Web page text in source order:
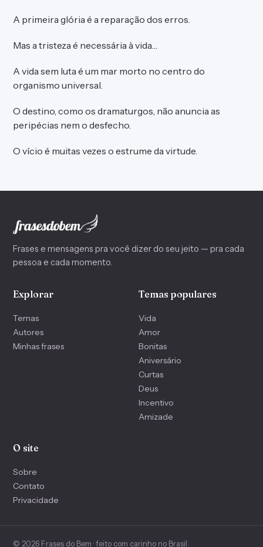
A primeira glória é a reparação dos erros.
Mas a tristeza é necessária à vida…
A vida sem luta é um mar morto no centro do
organismo universal.
O destino, como os dramaturgos, não anuncia as
peripécias nem o desfecho.
O vício é muitas vezes o estrume da virtude.
Frases e mensagens pra você dizer do seu jeito — pra cada
pessoa e cada momento.
Explorar
Temas
Autores
Minhas frases
Temas populares
Vida
Amor
Bonitas
Aniversário
Curtas
Deus
Incentivo
Amizade
O site
Sobre
Contato
Privacidade
© 2026 Frases do Bem · feito com carinho no Brasil